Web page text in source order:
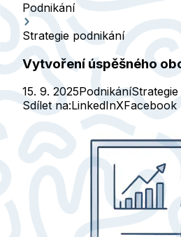
Podnikání
Strategie podnikání
Vytvoření úspěšného
15. 9. 2025Podnikání
Sdílet na:LinkedInXFacebook